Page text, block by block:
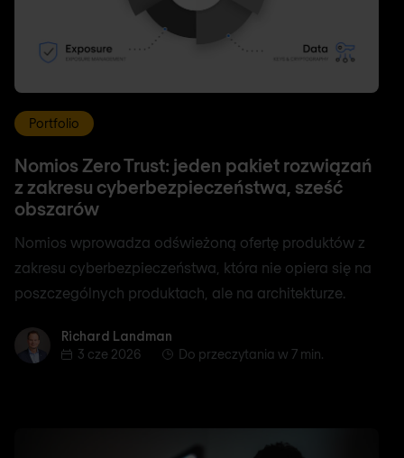
Portfolio
Nomios Zero Trust: jeden pakiet rozwiązań
z zakresu cyberbezpieczeństwa, sześć
obszarów
Nomios wprowadza odświeżoną ofertę produktów z
zakresu cyberbezpieczeństwa, która nie opiera się na
poszczególnych produktach, ale na architekturze.
Richard Landman
Richard Landman
3 cze 2026
Do przeczytania w 7 min.